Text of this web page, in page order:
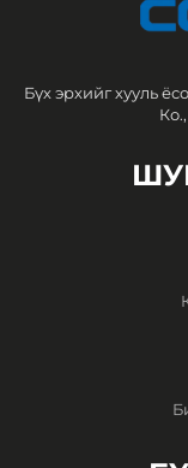
Бүх эрхийг хууль